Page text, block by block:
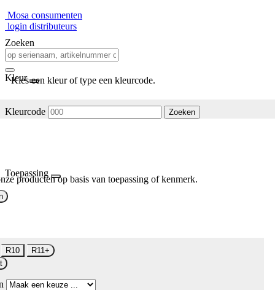
Mosa consumenten
login distributeurs
Zoeken
Kleur
Kies een kleur of type een kleurcode.
Kleurcode Zoeken
Toepassing
producten op basis van toepassing of kenmerk.
R10
R11+